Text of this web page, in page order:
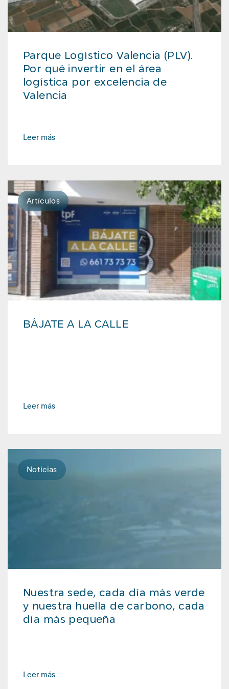
Parque Logístico Valencia (PLV).
Por qué invertir en el área
logística por excelencia de
Valencia
Leer más
Artículos
BÁJATE A LA CALLE
Leer más
Noticias
Nuestra sede, cada día más verde
y nuestra huella de carbono, cada
día más pequeña
Leer más